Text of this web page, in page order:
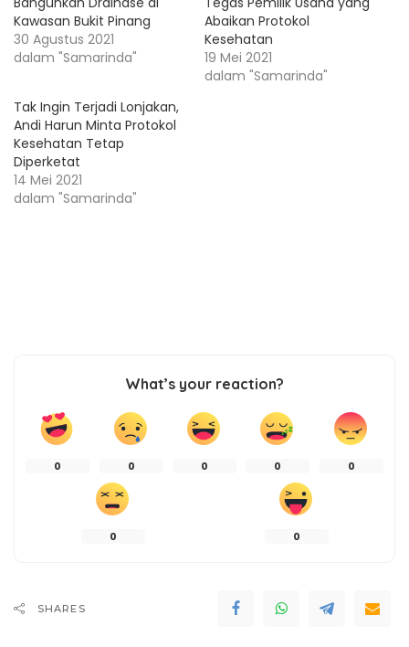
Kawasan Bukit Pinang
30 Agustus 2021
dalam "Samarinda"
Abaikan Protokol
Kesehatan
19 Mei 2021
dalam "Samarinda"
Tak Ingin Terjadi Lonjakan,
Andi Harun Minta Protokol
Kesehatan Tetap
Diperketat
14 Mei 2021
dalam "Samarinda"
What’s your reaction?
0 0 0 0 0
0 0
SHARES